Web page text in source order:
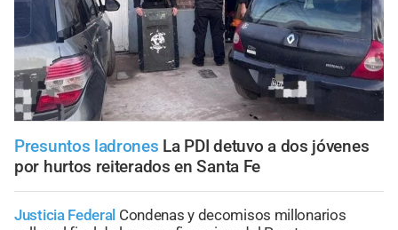
Presuntos ladrones La PDI detuvo a dos jóvenes
por hurtos reiterados en Santa Fe
Justicia Federal Condenas y decomisos millonarios